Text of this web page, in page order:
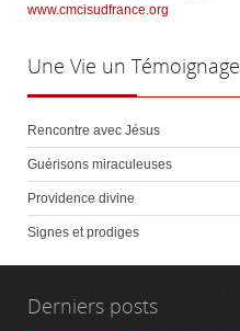
www.cmcisudfrance.org
Une Vie un Témoignage
Rencontre avec Jésus
Guérisons miraculeuses
Providence divine
Signes et prodiges
Derniers posts